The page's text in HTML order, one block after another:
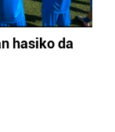
hasiko da